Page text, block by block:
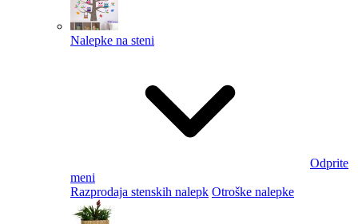
Nalepke na steni
Odprite
meni
Razprodaja stenskih nalepk Otroške nalepke